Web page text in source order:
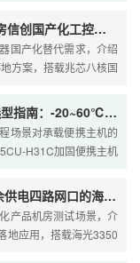
双通道32G内存+冗余电源：机房信创国产化工控机替代方案
产化替代需求，介绍
方案，搭载兆芯八核国
红外探测制冷工程用便携主机选型指南：-20~60℃宽温+振动跌落测试
景对承载便携主机的
H31C加固便携主机
适配信创软件压力测试的2U冗余供电四路网口的海光工控机怎么选？
品机房测试场景，介
地应用，搭载海光3350